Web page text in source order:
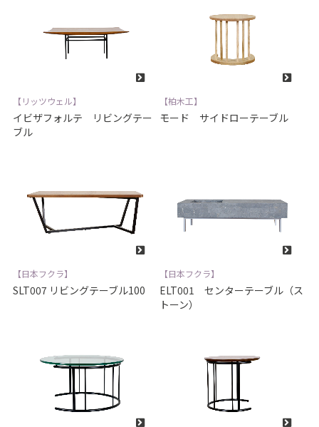
【リッツウェル】
イビザフォルテ リビングテー
ブル
【柏木工】
モード サイドローテーブル
【日本フクラ】
SLT007 リビングテーブル100
【日本フクラ】
ELT001 センターテーブル（ス
トーン）